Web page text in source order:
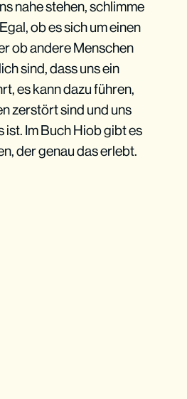
nahe stehen, schlimme
ob es sich um einen
ob andere Menschen
sind, dass uns ein
es kann dazu führen,
zerstört sind und uns
ist. Im Buch Hiob gibt es
der genau das erlebt.